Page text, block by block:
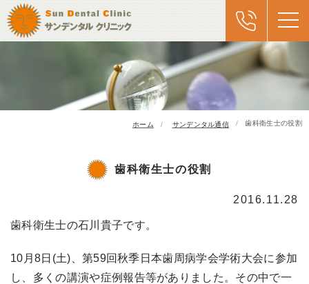
ホーム サンデンタル通信 歯科衛生士の役割
歯科衛生士の役割
2016.11.28
歯科衛生士の石川貴子です。
10月8日(土)、第59回秋季日本歯周病学会学術大会に参加
し、多くの講演や症例報告等がありました。その中で一